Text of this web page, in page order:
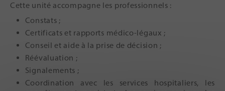
Cette unité accompagne les professionnels :
Constats ;
Certificats et rapports médico-légaux ;
Conseil et aide à la prise de décision ;
Réévaluation ;
Signalements ;
Coordination avec les services hospitaliers, les